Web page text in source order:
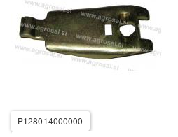
P128014000000